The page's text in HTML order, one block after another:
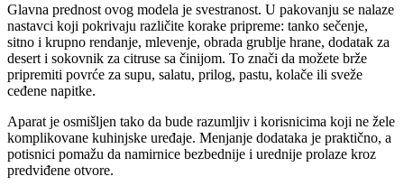
Glavna prednost ovog modela je svestranost. U pakovanju se nalaze
nastavci koji pokrivaju različite korake pripreme: tanko sečenje,
sitno i krupno rendanje, mlevenje, obrada grublje hrane, dodatak za
desert i sokovnik za citruse sa činijom. To znači da možete brže
pripremiti povrće za supu, salatu, prilog, pastu, kolače ili sveže
ceđene napitke.
Aparat je osmišljen tako da bude razumljiv i korisnicima koji ne žele
komplikovane kuhinjske uređaje. Menjanje dodataka je praktično, a
potisnici pomažu da namirnice bezbednije i urednije prolaze kroz
predviđene otvore.